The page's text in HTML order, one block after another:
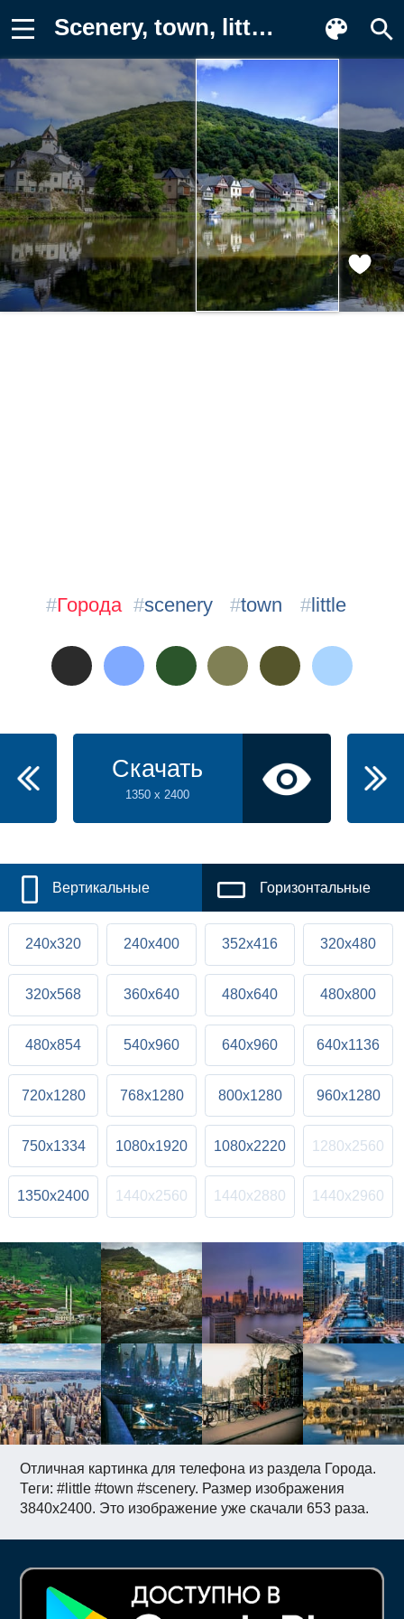
Scenery, town, little Картинка для телефона
Отличная картинка для телефона из раздела Города.
Теги: #little #town #scenery. Размер изображения
3840x2400. Это изображение уже скачали 653 раза.
#Города #scenery #town #little
Скачать
1350 x 2400
Вертикальные Горизонтальные
240x320 240x400 352x416 320x480
320x568 360x640 480x640 480x800
480x854 540x960 640x960 640x1136
720x1280 768x1280 800x1280 960x1280
750x1334 1080x1920 1080x2220 1280x2560
1350x2400 1440x2560 1440x2880 1440x2960